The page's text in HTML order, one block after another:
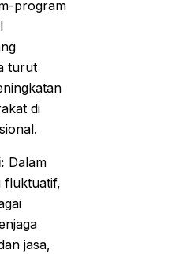
program
turut
di
Dalam
fluktuatif,
jasa,